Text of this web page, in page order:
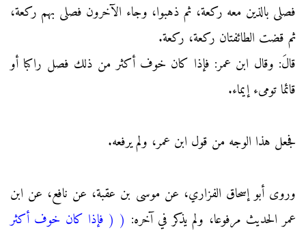
فصلى بالذين معه ركعة، ثم ذهبوا، وجاء الآخرون فصلى بهم ركعة،
ثم قضت الطائفتان ركعة، ركعة.
قالَ: وقال ابن عمر: فإذا كان خوف أكثر من ذلك فصل راكبا أو
قائما تومىء إيماء.
فجعل هذا الوجه من قول ابن عمر، ولم يرفعه.
وروى أبو إسحاق الفزاري، عن موسى بن عقبة، عن نافع، عن ابن
عمر الحديث مرفوعا، ولم يذكر في آخره: ( ( فإذا كان خوف أكثر